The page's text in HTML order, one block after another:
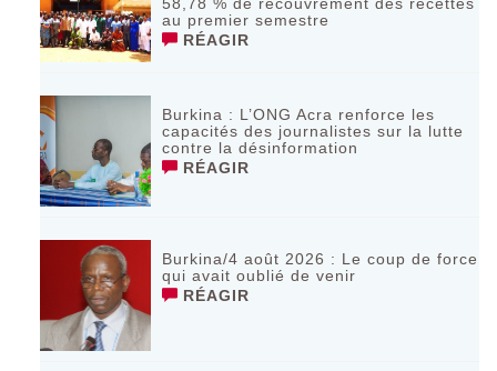
au premier semestre
RÉAGIR
Burkina : L’ONG Acra renforce les
capacités des journalistes sur la lutte
contre la désinformation
RÉAGIR
Burkina/4 août 2026 : Le coup de force
qui avait oublié de venir
RÉAGIR